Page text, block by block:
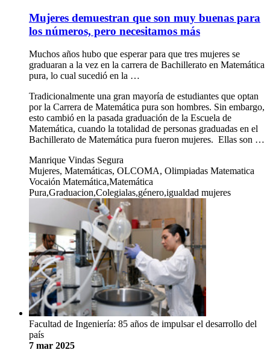
Mujeres demuestran que son muy buenas para
los números, pero necesitamos más
Muchos años hubo que esperar para que tres mujeres se
graduaran a la vez en la carrera de Bachillerato en Matemática
pura, lo cual sucedió en la …
Tradicionalmente una gran mayoría de estudiantes que optan
por la Carrera de Matemática pura son hombres. Sin embargo,
esto cambió en la pasada graduación de la Escuela de
Matemática, cuando la totalidad de personas graduadas en el
Bachillerato de Matemática pura fueron mujeres. Ellas son …
Manrique Vindas Segura
Mujeres, Matemáticas, OLCOMA, Olimpiadas Matematica
Vocaión Matemática,Matemática
Pura,Graduacion,Colegialas,género,igualdad mujeres
Facultad de Ingeniería: 85 años de impulsar el desarrollo del
país
7 mar 2025